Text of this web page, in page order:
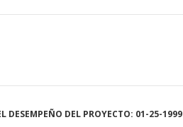
DESEMPEÑO DEL PROYECTO: 01-25-1999